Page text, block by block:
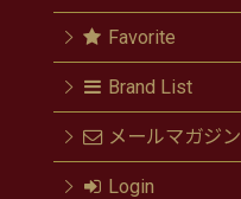
Favorite
Brand List
メールマガジン
Login